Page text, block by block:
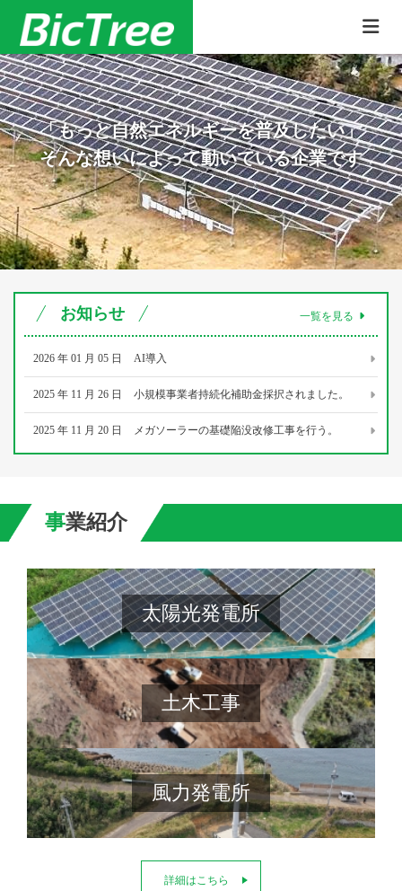
「もっと自然エネルギーを普及したい」
そんな想いによって動いている企業です
お知らせ
2026 年 01 月 05 日 AI導入
2025 年 11 月 26 日 小規模事業者持続化補助金採択されました。
2025 年 11 月 20 日 メガソーラーの基礎陥没改修工事を行う。
一覧を見る
事業紹介
太陽光発電所
土木工事
風力発電所
詳細はこちら